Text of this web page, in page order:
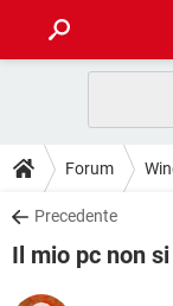
INTRATTENIMENTO
iOS
INSTAGRAM
TIKTOK
GUIDE
COVID-19
DOWNLOAD
COVID-19
INTRATTENIMENTO
Forum
Precedente
Il mio pc non